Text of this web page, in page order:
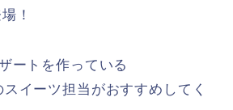
！
ートを作っている
スイーツ担当がおすすめしてく